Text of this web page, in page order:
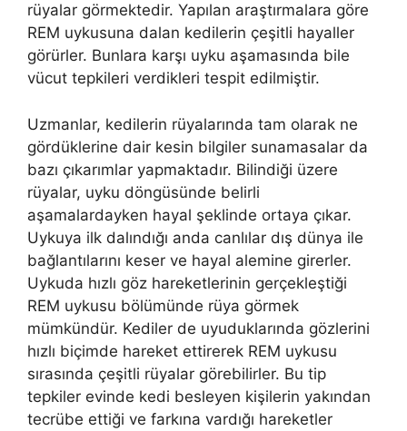
rüyalar görmektedir. Yapılan araştırmalara göre
REM uykusuna dalan kedilerin çeşitli hayaller
görürler. Bunlara karşı uyku aşamasında bile
vücut tepkileri verdikleri tespit edilmiştir.
Uzmanlar, kedilerin rüyalarında tam olarak ne
gördüklerine dair kesin bilgiler sunamasalar da
bazı çıkarımlar yapmaktadır. Bilindiği üzere
rüyalar, uyku döngüsünde belirli
aşamalardayken hayal şeklinde ortaya çıkar.
Uykuya ilk dalındığı anda canlılar dış dünya ile
bağlantılarını keser ve hayal alemine girerler.
Uykuda hızlı göz hareketlerinin gerçekleştiği
REM uykusu bölümünde rüya görmek
mümkündür. Kediler de uyuduklarında gözlerini
hızlı biçimde hareket ettirerek REM uykusu
sırasında çeşitli rüyalar görebilirler. Bu tip
tepkiler evinde kedi besleyen kişilerin yakından
tecrübe ettiği ve farkına vardığı hareketler